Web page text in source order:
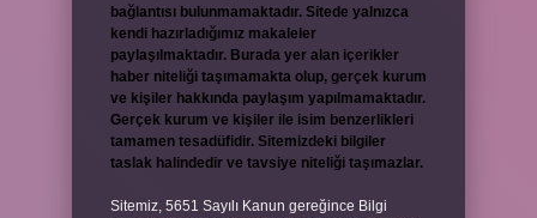
bağlantısı bulunmamaktadır. Sitede yalnızca
kendi hazırladığımız makaleler
paylaşılmaktadır. Burada yer alan içerikler
haber niteliği taşımamakta olup, gerçek kurum
ve kişiler hakkında paylaşım yapılmamaktadır.
Gerçek kurum ve kişiler ile isim benzerlikleri
tamamen tesadüfidir. Sitemizdeki bilgiler
taslak halindedir ve tavsiye niteliği taşımazlar.
Sitemiz, 5651 Sayılı Kanun gereğince Bilgi